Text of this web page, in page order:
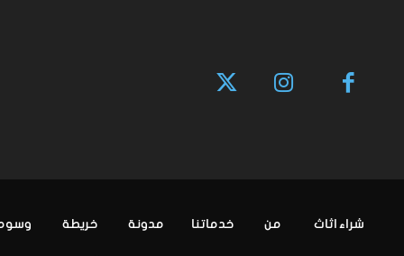
شراء اثاث من خدماتنا مدونة خريطة